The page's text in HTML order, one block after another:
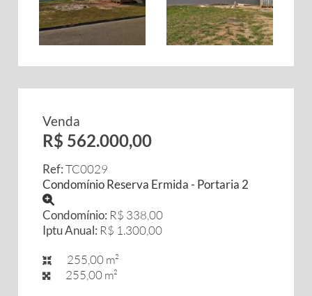
Venda
R$ 562.000,00
Ref:TC0029
Condomínio Reserva Ermida - Portaria 2
Condomínio: R$ 338,00
Iptu Anual: R$ 1.300,00
255,00 m²
255,00 m²